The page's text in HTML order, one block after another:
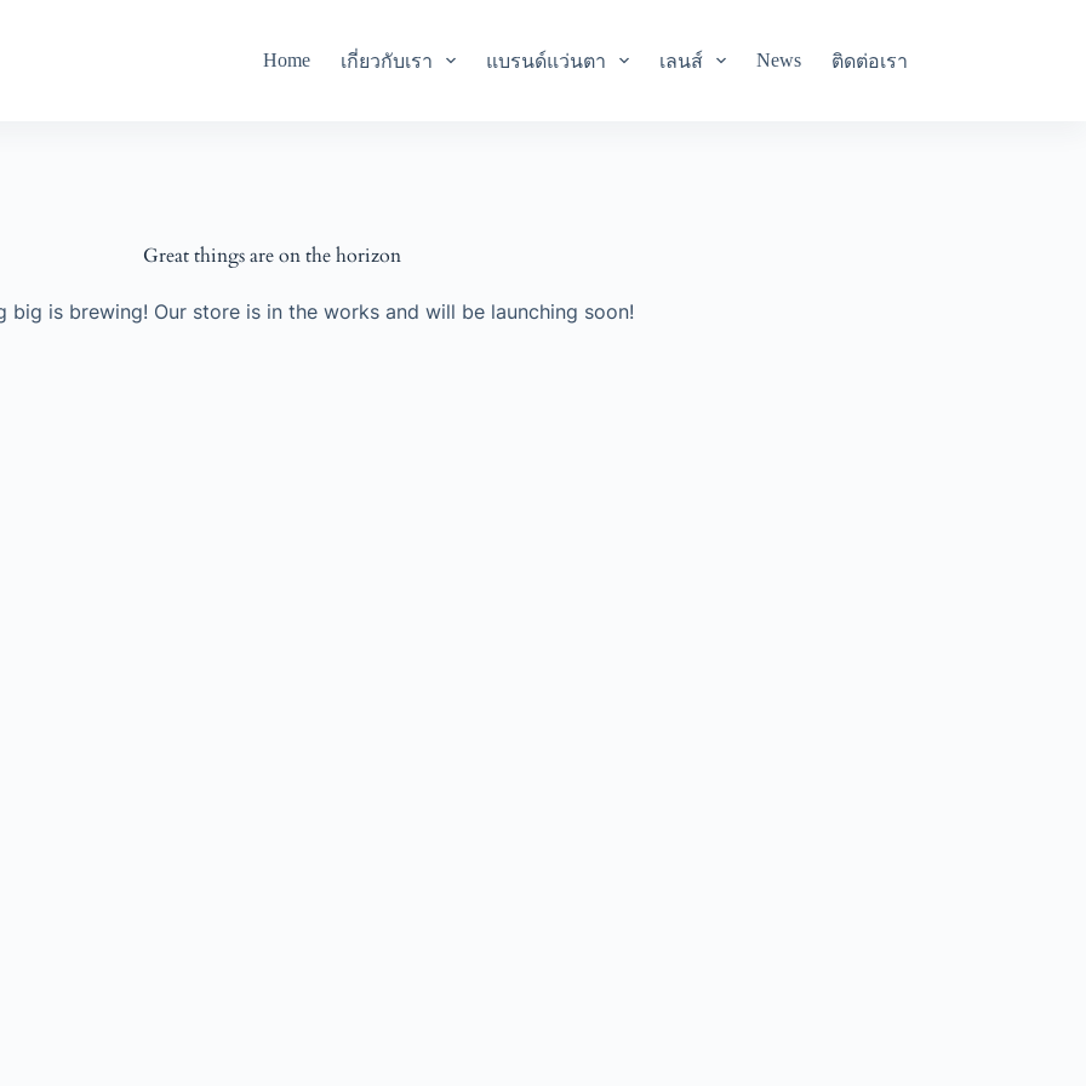
Home เกี่ยวกับเรา แบรนด์แว่นตา เลนส์ News ติดต่อเรา
Great things are on the horizon
big is brewing! Our store is in the works and will be launching soon!